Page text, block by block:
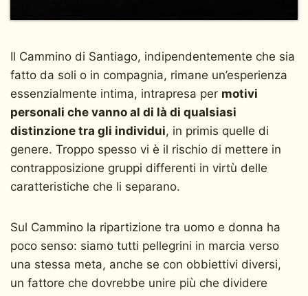
Il Cammino di Santiago, indipendentemente che sia
fatto da soli o in compagnia, rimane un’esperienza
essenzialmente intima, intrapresa per motivi
personali che vanno al di là di qualsiasi
distinzione tra gli individui, in primis quelle di
genere. Troppo spesso vi è il rischio di mettere in
contrapposizione gruppi differenti in virtù delle
caratteristiche che li separano.
Sul Cammino la ripartizione tra uomo e donna ha
poco senso: siamo tutti pellegrini in marcia verso
una stessa meta, anche se con obbiettivi diversi,
un fattore che dovrebbe unire più che dividere